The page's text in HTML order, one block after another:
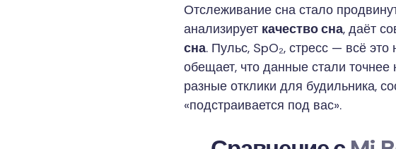
Отслеживание сна стало
анализирует качество сна, даёт
сна. Пульс, SpO₂, стресс — всё
обещает, что данные стали
разные отклики для будильника,
«подстраивается под вас».